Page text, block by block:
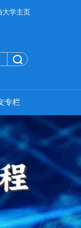
大学主页
专栏